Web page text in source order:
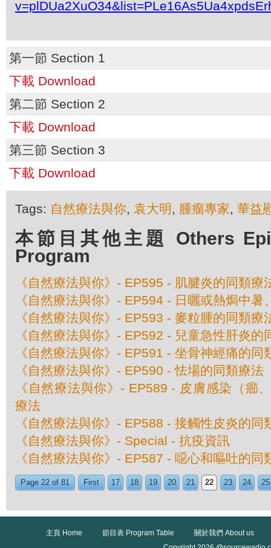
第一節 Section 1
下載 Download
第二節 Section 2
下載 Download
第三節 Section 3
下載 Download
Tags: 自然療法與你, 袁大明 , 腫瘤專家, 華益
本節目其他主題 Others
Program
《自然療法與你》- EP595 - 肌腱炎的同類療
《自然療法與你》- EP594 - 日曬或熱焗中暑
《自然療法與你》- EP593 - 麥粒腫的同類療
《自然療法與你》- EP592 - 兒童急性肝炎的
《自然療法與你》- EP591 - 坐骨神經痛的同
《自然療法與你》- EP590 - 怯場的同類療法
《自然療法與你》- EP589 - 皮膚感染（癤
療法
《自然療法與你》- EP588 - 接觸性皮炎的同
《自然療法與你》- Special - 抗疫資訊
《自然療法與你》- EP587 - 噁心和嘔吐的同
Page 22 of 81 First 17 18 19 20 21 22 23 24 25
主頁 Home 節目表 Program Table
關於我們 About us